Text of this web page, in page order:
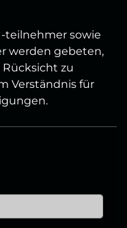
teilnehmer sowie
werden gebeten,
zu
Verständnis für